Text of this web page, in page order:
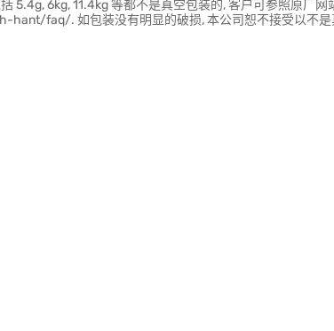
5.4g, 6kg, 11.4kg 等都不是真空包装的, 客户可参照原厂
faq/. 如包装没有明显的破损, 本公司恕不接受以不是